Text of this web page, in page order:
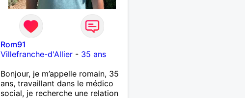
Rom91
Villefranche-d'Allier - 35 ans
Bonjour, je m’appelle romain, 35
ans, travaillant dans le médico
social, je recherche une relation